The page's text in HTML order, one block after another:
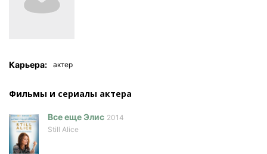
Карьера: актер
Фильмы и сериалы актера
Все еще Элис 2014
Still Alice